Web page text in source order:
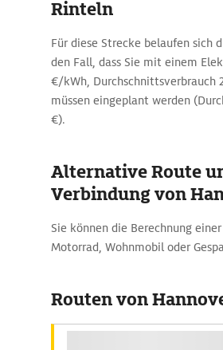
Rinteln
Für diese Strecke belaufen sich
den Fall, dass Sie mit einem
€/kWh, Durchschnittsverbrauch
müssen eingeplant werden
€).
Alternative Route
Verbindung von
Sie können die Berechnung
Motorrad, Wohnmobil oder
Routen von